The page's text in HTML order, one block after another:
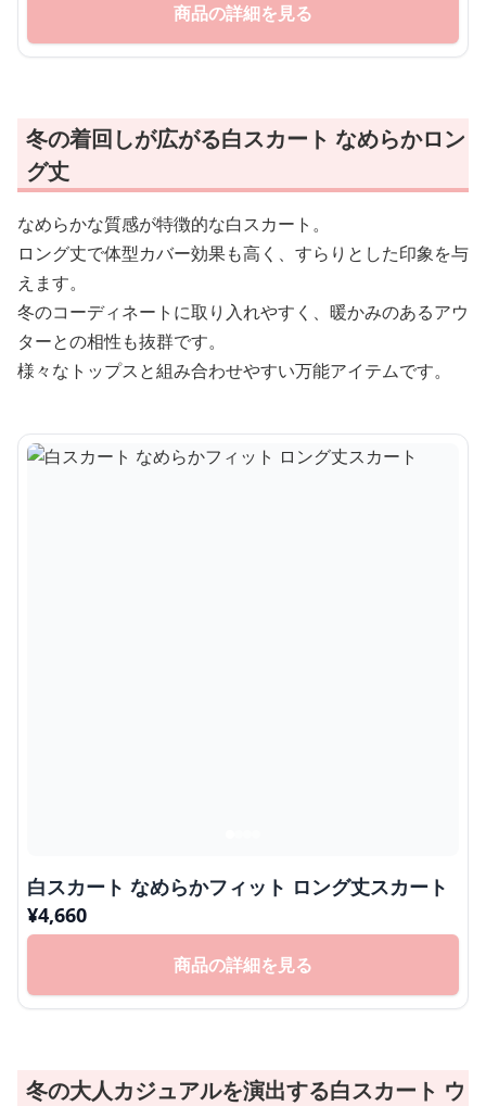
商品の詳細を見る
冬の着回しが広がる白スカート なめらかロン
グ丈
なめらかな質感が特徴的な白スカート。
ロング丈で体型カバー効果も高く、すらりとした印象を与
えます。
冬のコーディネートに取り入れやすく、暖かみのあるアウ
ターとの相性も抜群です。
様々なトップスと組み合わせやすい万能アイテムです。
白スカート なめらかフィット ロング丈スカート
¥4,660
商品の詳細を見る
冬の大人カジュアルを演出する白スカート ウ